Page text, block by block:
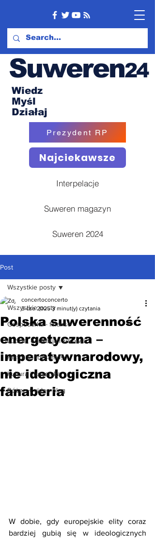
Suweren24
Wiedz
Myśl
Działaj
Prezydent RP
Najciekawsze
Interpelacje
Suweren magazyn
Suweren 2024
Post
Wszystkie posty
Gospodarka - finanse
Ludzie, edukacja i zdrowie
Historia i tożsamość
Kultura i turystyka
Różne + video-blog
Wszystkie posty
Polska suwerenność
energetyczna –
imperatywnarodowy,
nie ideologiczna
fanaberia
concertoconcerto
3 cze 2025 3 minut(y) czytania
W dobie, gdy europejskie elity coraz
bardziej gubią się w ideologicznych